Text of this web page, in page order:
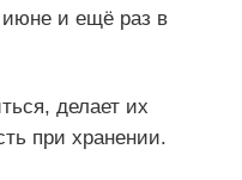
июне и ещё раз в
делает их
при хранении.